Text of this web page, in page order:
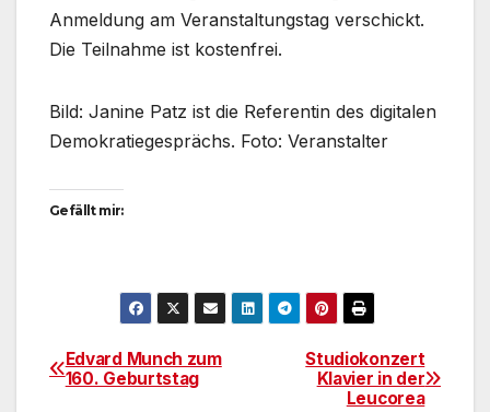
Anmeldung am Veranstaltungstag verschickt.
Die Teilnahme ist kostenfrei.
Bild: Janine Patz ist die Referentin des digitalen
Demokratiegesprächs. Foto: Veranstalter
Gefällt mir:
BeitragsnavigationStudiokonzert
Klavier in der
Leucorea
Edvard Munch zum
160. Geburtstag